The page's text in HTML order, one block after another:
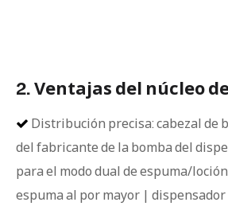
2. Ventajas del núcleo
 Distribución precisa: cabezal de
del fabricante de la bomba del
para el modo dual de espuma/
espuma al por mayor | dispensador